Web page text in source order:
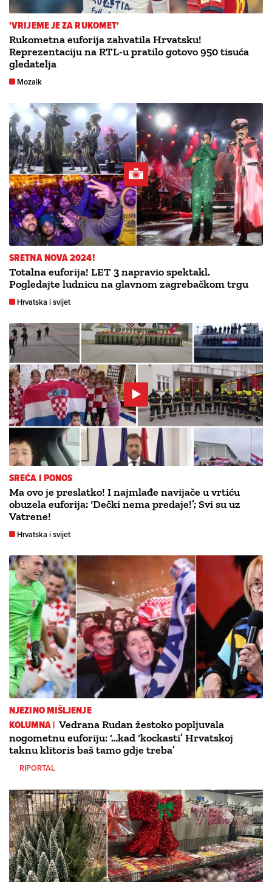
'VRIJEME JE ZA RUKOMET'
Rukometna euforija zahvatila Hrvatsku!
Reprezentaciju na RTL-u pratilo gotovo 950 tisuća
gledatelja
Mozaik
SRETNA NOVA 2024!
Totalna euforija! LET 3 napravio spektakl.
Pogledajte ludnicu na glavnom zagrebačkom trgu
Hrvatska i svijet
SREĆA I PONOS
Ma ovo je preslatko! I najmlađe navijače u vrtiću
obuzela euforija: ‘Dečki nema predaje!’; Svi su uz
Vatrene!
Hrvatska i svijet
NJEZINO MIŠLJENJE
KOLUMNA | Vedrana Rudan žestoko popljuvala
nogometnu euforiju: ‘…kad ‘kockasti’ Hrvatskoj
taknu klitoris baš tamo gdje treba’
RIPORTAL